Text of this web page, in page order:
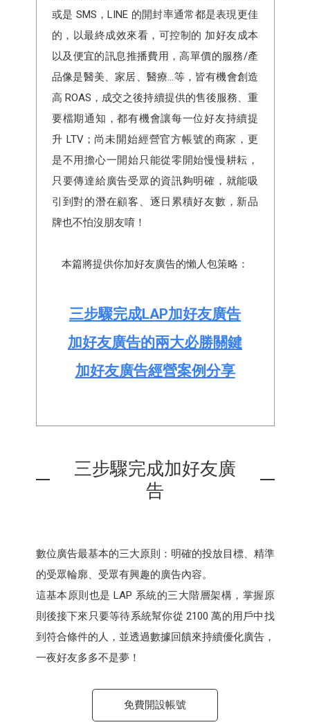
或是 SMS，LINE 的開封率通常都是表現更佳
的，以最終成效來看，可控制的 加好友成本
以及便宜的訊息推播費用，高單價的服務/產
品像是醫美、家居、醫療...等，皆有機會創造
高 ROAS，成交之後持續提供的售後服務、重
要檔期通知，都有機會讓每一位好友持續提
升 LTV；尚未開始經營官方帳號的商家，更
是不用擔心一開始只能從零開始慢慢耕耘，
只要傳達給廣告受眾的資訊夠明確，就能吸
引到對的潛在顧客、逐日累積好友數，新品
牌也不怕沒朋友唷！
本篇將提供你加好友廣告的懶人包策略：
三步驟完成LAP加好友廣告
加好友廣告的兩大必勝關鍵
加好友廣告經營案例分享
三步驟完成加好友廣
告
數位廣告最基本的三大原則：明確的投放目標、精準
的受眾輪廓、受眾有興趣的廣告內容。
這基本原則也是 LAP 系統的三大階層架構，掌握原
則後接下來只要等待系統幫你從 2100 萬的用戶中找
到符合條件的人，並透過數據回饋來持續優化廣告，
一夜好友多多不是夢！
免費開設帳號